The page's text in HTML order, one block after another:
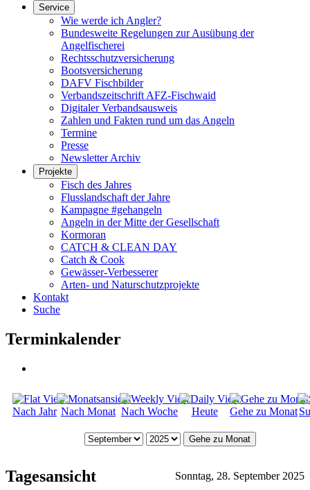
Service
Wie werde ich Angler?
Bundesweite Regelungen zur Ausübung der
Angelfischerei
Rechtsschutzversicherung
Bootsversicherung
DAFV Fischbilder
Verbandszeitschrift AFZ-Fischwaid
Digitaler Verbandsausweis
Zahlen und Fakten rund um das Angeln
Termine
Presse
Newsletter Archiv
Projekte
Fisch des Jahres
Flusslandschaft der Jahre
Kampagne #gehangeln
Angeln in der Mitte der Gesellschaft
Kormoran
CATCH & CLEAN DAY
Catch & Cook
Gewässer-Verbesserer
Arten- und Naturschutzprojekte
Kontakt
Suche
Terminkalender
Nach Jahr Nach Monat Nach Woche Heute Gehe zu Monat
Gehe zu Monat
Tagesansicht Sonntag, 28. September 2025